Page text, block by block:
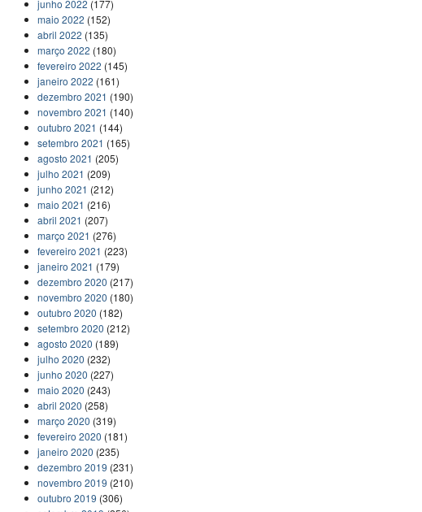
junho 2022 (177)
maio 2022 (152)
abril 2022 (135)
março 2022 (180)
fevereiro 2022 (145)
janeiro 2022 (161)
dezembro 2021 (190)
novembro 2021 (140)
outubro 2021 (144)
setembro 2021 (165)
agosto 2021 (205)
julho 2021 (209)
junho 2021 (212)
maio 2021 (216)
abril 2021 (207)
março 2021 (276)
fevereiro 2021 (223)
janeiro 2021 (179)
dezembro 2020 (217)
novembro 2020 (180)
outubro 2020 (182)
setembro 2020 (212)
agosto 2020 (189)
julho 2020 (232)
junho 2020 (227)
maio 2020 (243)
abril 2020 (258)
março 2020 (319)
fevereiro 2020 (181)
janeiro 2020 (235)
dezembro 2019 (231)
novembro 2019 (210)
outubro 2019 (306)